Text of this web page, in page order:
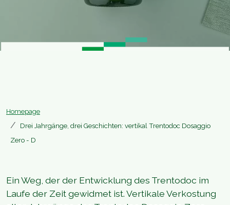
Homepage
Drei Jahrgänge, drei Geschichten: vertikal Trentodoc Dosaggio
Zero - D
Ein Weg, der der Entwicklung des Trentodoc im
Laufe der Zeit gewidmet ist. Vertikale Verkostung